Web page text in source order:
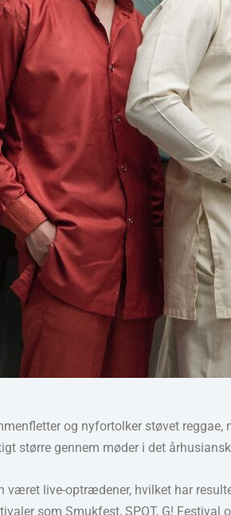
og nyfortolker støvet
større gennem møder i det
været live-optrædener, hvilket har
som Smukfest, SPOT, G!